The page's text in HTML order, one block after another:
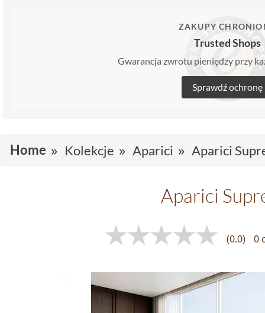
ZAKUPY
Trusted Shops
Gwarancja zwrotu pieniędzy przy
Sprawdź ochronę
Home Kolekcje Aparici Aparici
Aparici
(0.0) 0